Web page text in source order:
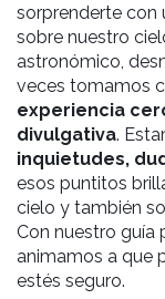
sorprenderte con
sobre nuestro
astronómico,
veces tomamos
experiencia
divulgativa.
inquietudes,
esos puntitos
cielo y también
Con nuestro guía
animamos a que
estés seguro.